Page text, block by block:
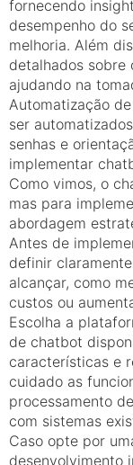
fornecendo
desempenho do
melhoria. Além
detalhados sobre
ajudando na
Automatização
ser
senhas e
implementar
Como vimos, o
mas para
abordagem
Antes de
definir
alcançar, como
custos ou
Escolha a
de chatbot
características e
cuidado as
processamento
com sistemas
Caso opte por
desenvolvimento